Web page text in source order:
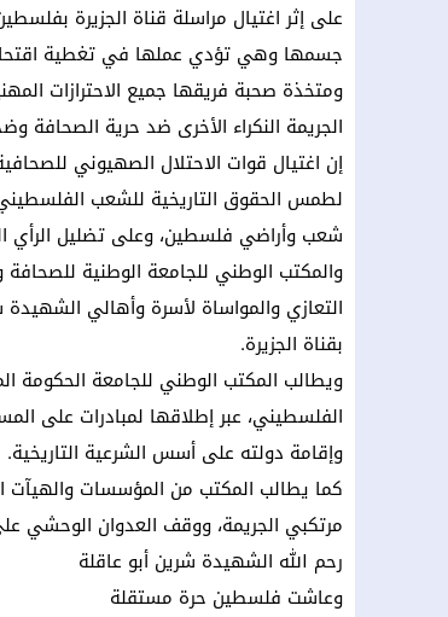
على إثر اغتيال مراسلة قناة الجزيرة
جسمها وهي تؤدي عملها في تغطية اقتحام
ومتخذة صحبة فريقها جميع الاحترازات
الجريمة النكراء الأخرى ضد حرية الصحافة
إن اغتيال قوات الاحتلال الصهيوني
لطمس الحقوق التاريخية للشعب
شعب وأراضي فلسطين، وعلى تضليل الرأي
والمكتب الوطني للجامعة الوطنية للصحافة
التعازي والمواساة لأسرة وأهالي الشهيدة
بقناة الجزيرة.
ويطالب المكتب الوطني للجامعة الحكومة
الفلسطيني، عبر إطلاقها لمبادرات على
وإقامة دولته على أسس الشرعية التاريخية.
كما يطالب المكتب من المؤسسات والهيآت
مرتكبي الجريمة، ووقف العدوان الوحشي
رحم الله الشهيدة شرين أبو عاقلة
وعاشت فلسطين حرة مستقلة